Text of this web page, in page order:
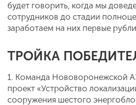
будет говорить, когда мы
сотрудников до стадии
заработаем на них первые
ТРОЙКА
1. Команда Нововоронежской
проект «Устройство
сооружения шестого